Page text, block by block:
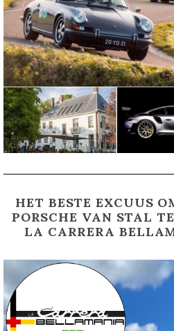
HET BESTE EXCUUS
PORSCHE VAN STAL
LA CARRERA